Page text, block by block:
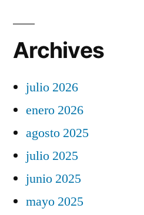
Archives
julio 2026
enero 2026
agosto 2025
julio 2025
junio 2025
mayo 2025